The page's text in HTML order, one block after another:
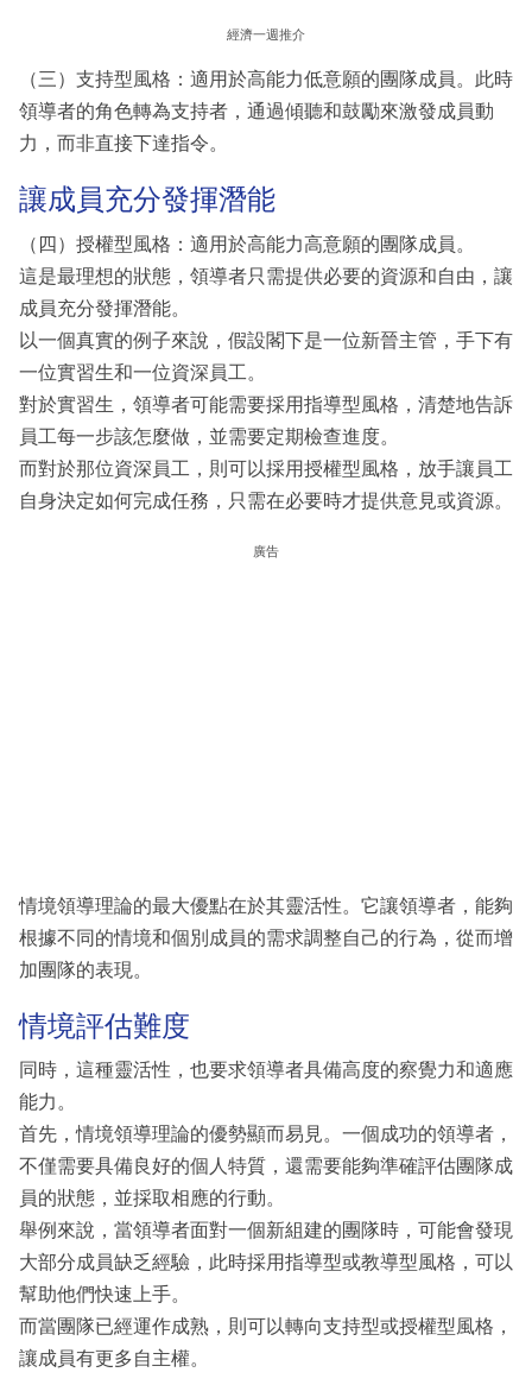
經濟一週推介
（三）支持型風格：適用於高能力低意願的團隊成員。此時
領導者的角色轉為支持者，通過傾聽和鼓勵來激發成員動
力，而非直接下達指令。
讓成員充分發揮潛能
（四）授權型風格：適用於高能力高意願的團隊成員。
這是最理想的狀態，領導者只需提供必要的資源和自由，讓
成員充分發揮潛能。
以一個真實的例子來說，假設閣下是一位新晉主管，手下有
一位實習生和一位資深員工。
對於實習生，領導者可能需要採用指導型風格，清楚地告訴
員工每一步該怎麼做，並需要定期檢查進度。
而對於那位資深員工，則可以採用授權型風格，放手讓員工
自身決定如何完成任務，只需在必要時才提供意見或資源。
廣告
情境領導理論的最大優點在於其靈活性。它讓領導者，能夠
根據不同的情境和個別成員的需求調整自己的行為，從而增
加團隊的表現。
情境評估難度
同時，這種靈活性，也要求領導者具備高度的察覺力和適應
能力。
首先，情境領導理論的優勢顯而易見。一個成功的領導者，
不僅需要具備良好的個人特質，還需要能夠準確評估團隊成
員的狀態，並採取相應的行動。
舉例來說，當領導者面對一個新組建的團隊時，可能會發現
大部分成員缺乏經驗，此時採用指導型或教導型風格，可以
幫助他們快速上手。
而當團隊已經運作成熟，則可以轉向支持型或授權型風格，
讓成員有更多自主權。